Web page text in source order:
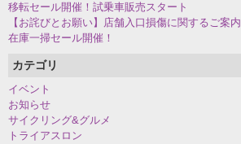
移転セール開催！試乗車販売スタート
【お詫びとお願い】店舗入口損傷に関するご案内
在庫一掃セール開催！
カテゴリ
イベント
お知らせ
サイクリング&グルメ
トライアスロン